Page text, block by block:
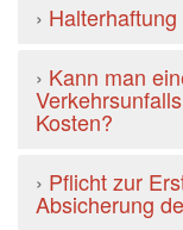
›
› Kann man
Kosten?
› Pflicht zur
Absicherung